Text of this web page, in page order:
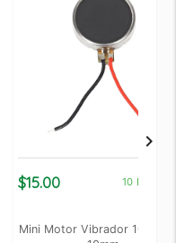
$15.00 10
Mini Motor Vibrador 1027